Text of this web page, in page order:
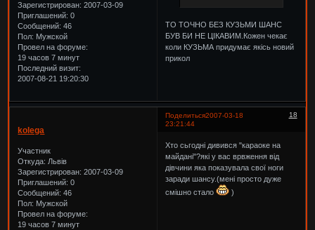
Зарегистрирован: 2007-03-09
Приглашений: 0
Сообщений: 46
Пол: Мужской
Провел на форуме:
19 часов 7 минут
Последний визит:
2007-08-21 19:20:30
ТО ТОЧНО БЕЗ КУЗЬМИ ШАНС
БУВ БИ НЕ ЦІКАВИМ.Кожен чекає
коли КУЗЬМА придумає якісь новий
прикол
Поделиться 18
2007-03-18
23:21:44
kolega
Участник
Откуда: Львів
Зарегистрирован: 2007-03-09
Приглашений: 0
Сообщений: 46
Пол: Мужской
Провел на форуме:
19 часов 7 минут
Хто сьгодні дивився "караоке на
майдані"?які у вас врвження від
дівчини яка показувала свої ноги
заради шансу.(мені просто дуже
смішно стало
)